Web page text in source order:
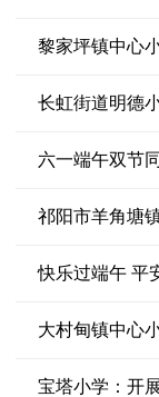
黎家坪镇中心
长虹街道明德
六一端午双节
祁阳市羊角塘
快乐过端午 平
大村甸镇中心
宝塔小学：开